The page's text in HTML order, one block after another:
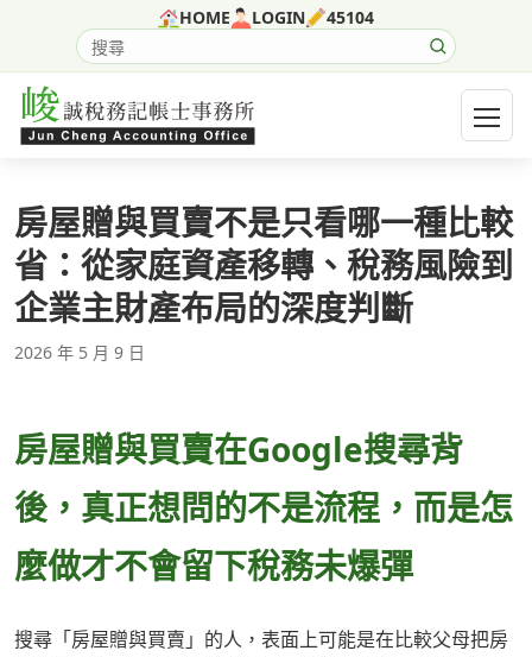
HOME LOGIN 45104
搜尋網站內容
開啟
房屋贈與買賣不是只看哪一種比較
省：從家庭資產移轉、稅務風險到
企業主財產布局的深度判斷
2026 年 5 月 9 日
房屋贈與買賣在Google搜尋背
後，真正想問的不是流程，而是怎
麼做才不會留下稅務未爆彈
搜尋「房屋贈與買賣」的人，表面上可能是在比較父母把房